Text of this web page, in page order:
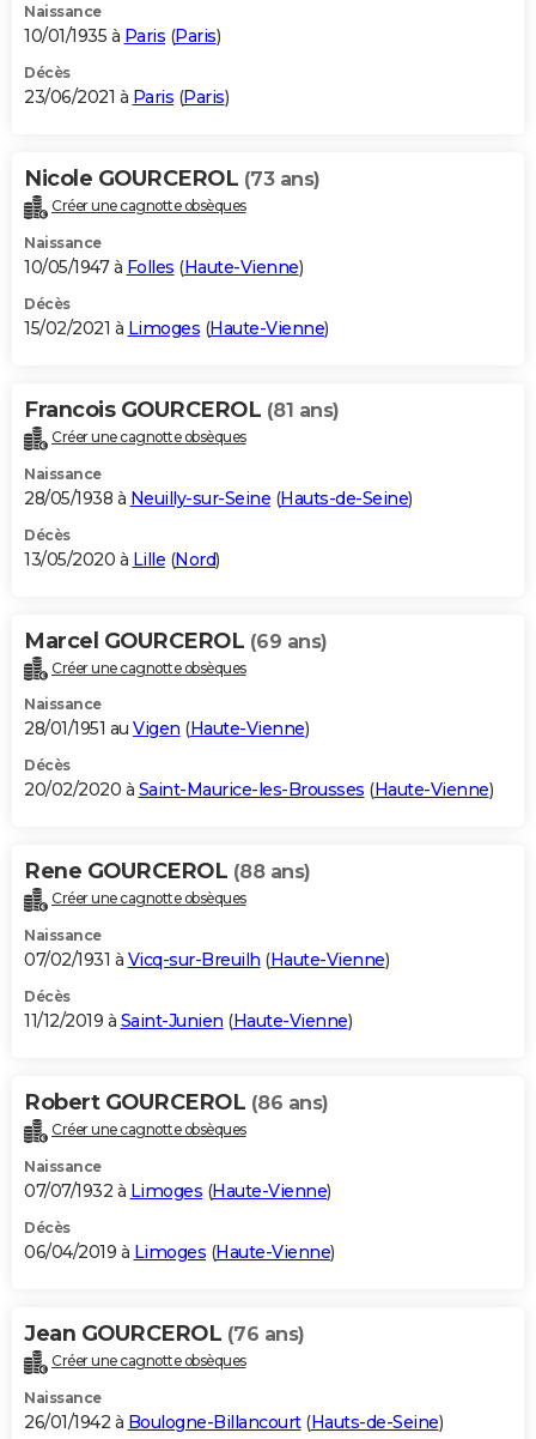
Naissance
10/01/1935 à Paris (Paris)
Décès
23/06/2021 à Paris (Paris)
Nicole GOURCEROL (73 ans)
Créer une cagnotte obsèques
Naissance
10/05/1947 à Folles (Haute-Vienne)
Décès
15/02/2021 à Limoges (Haute-Vienne)
Francois GOURCEROL (81 ans)
Créer une cagnotte obsèques
Naissance
28/05/1938 à Neuilly-sur-Seine (Hauts-de-Seine)
Décès
13/05/2020 à Lille (Nord)
Marcel GOURCEROL (69 ans)
Créer une cagnotte obsèques
Naissance
28/01/1951 au Vigen (Haute-Vienne)
Décès
20/02/2020 à Saint-Maurice-les-Brousses (Haute-Vienne)
Rene GOURCEROL (88 ans)
Créer une cagnotte obsèques
Naissance
07/02/1931 à Vicq-sur-Breuilh (Haute-Vienne)
Décès
11/12/2019 à Saint-Junien (Haute-Vienne)
Robert GOURCEROL (86 ans)
Créer une cagnotte obsèques
Naissance
07/07/1932 à Limoges (Haute-Vienne)
Décès
06/04/2019 à Limoges (Haute-Vienne)
Jean GOURCEROL (76 ans)
Créer une cagnotte obsèques
Naissance
26/01/1942 à Boulogne-Billancourt(Hauts-de-Seine)